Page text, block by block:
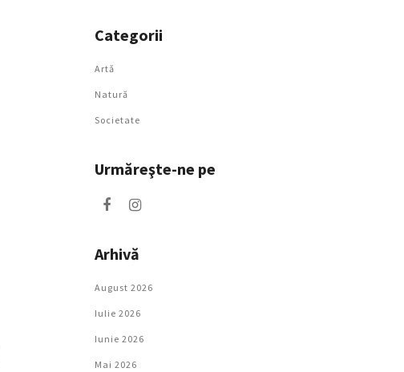
Categorii
Artǎ
Natură
Societate
Urmăreşte-ne pe
Arhivă
August 2026
Iulie 2026
Iunie 2026
Mai 2026